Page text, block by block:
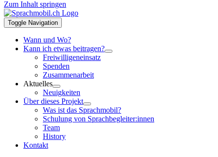
Zum Inhalt springen
Toggle Navigation
Wann und Wo?
Kann ich etwas beitragen?
Freiwilligeneinsatz
Spenden
Zusammenarbeit
Aktuelles
Neuigkeiten
Über dieses Projekt
Was ist das Sprachmobil?
Schulung von Sprachbegleiter:innen
Team
History
Kontakt